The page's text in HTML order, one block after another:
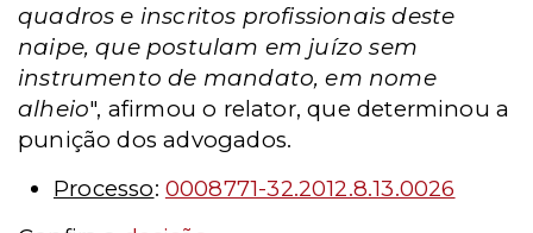
quadros e inscritos profissionais deste
naipe, que postulam em juízo sem
instrumento de mandato, em nome
alheio", afirmou o relator, que determinou a
punição dos advogados.
Processo: 0008771-32.2012.8.13.0026